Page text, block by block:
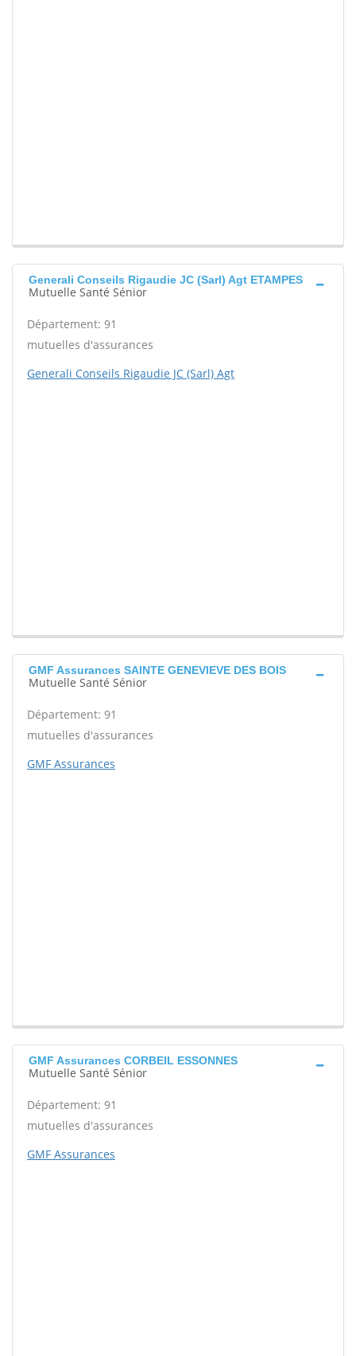
Generali Conseils Rigaudie JC (Sarl) Agt ETAMPES
Mutuelle Santé Sénior
Département: 91
mutuelles d'assurances
Generali Conseils Rigaudie JC (Sarl) Agt
GMF Assurances SAINTE GENEVIEVE DES BOIS
Mutuelle Santé Sénior
Département: 91
mutuelles d'assurances
GMF Assurances
GMF Assurances CORBEIL ESSONNES
Mutuelle Santé Sénior
Département: 91
mutuelles d'assurances
GMF Assurances